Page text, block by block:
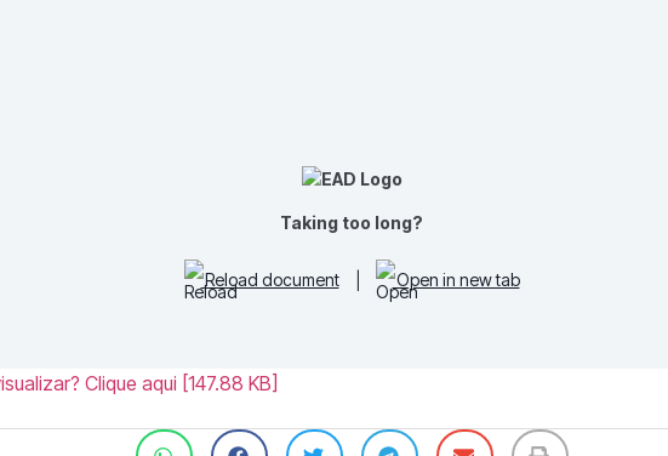
Taking too long?
Reload document Open in new tab
Clique aqui [147.88 KB]